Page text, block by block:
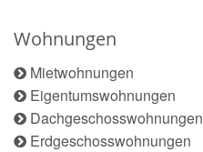
Wohnungen
Mietwohnungen
Eigentumswohnungen
Dachgeschosswohnungen
Erdgeschosswohnungen